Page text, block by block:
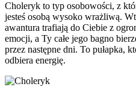
Choleryk to typ osobowości, z
jesteś osobą wysoko wrażliwą.
awantura trafiają do Ciebie z
emocji, a Ty całe jego bagno
przez następne dni. To pułapka,
odbiera energię.